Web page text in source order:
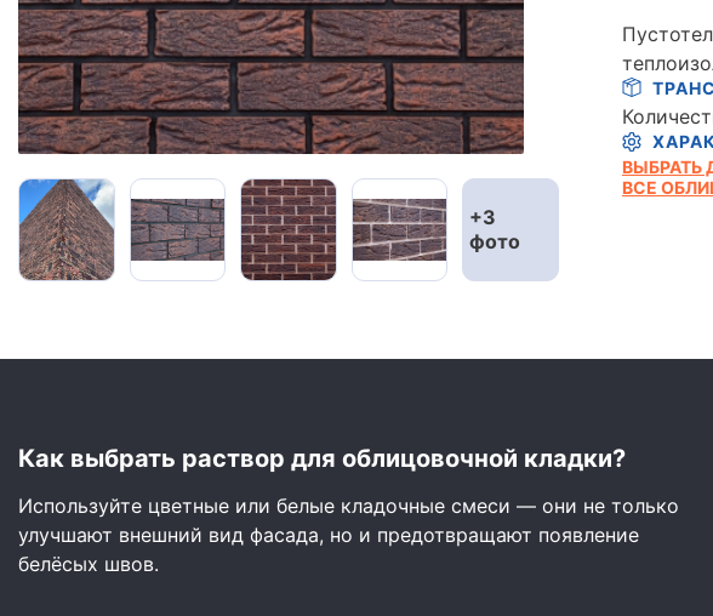
Мягкая кровля
+3
фото
ВЫБРАТЬ
ВСЕ
Как выбрать раствор для облицовочной кладки?
Используйте цветные или белые кладочные смеси — они не только
улучшают внешний вид фасада, но и предотвращают появление
белёсых швов.